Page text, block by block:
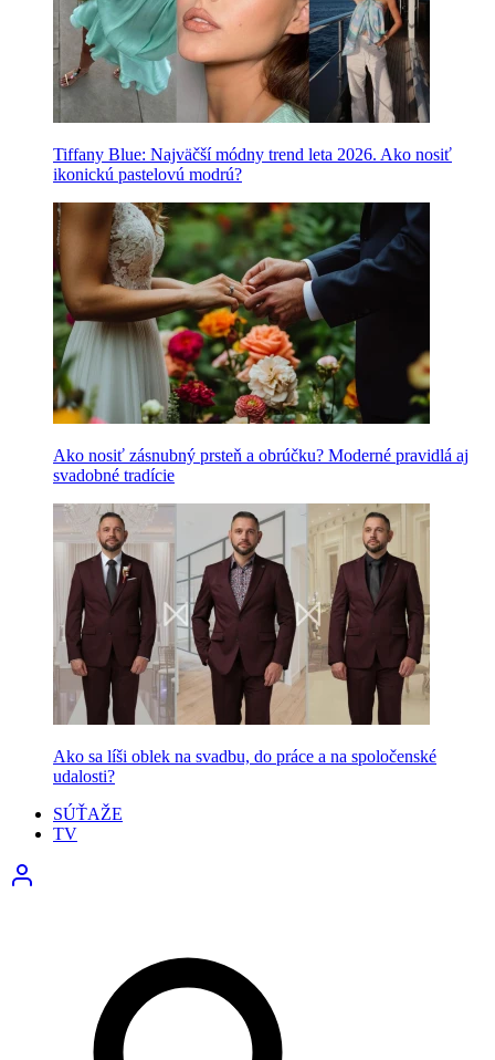
Tiffany Blue: Najväčší módny trend leta 2026. Ako nosiť
ikonickú pastelovú modrú?
Ako nosiť zásnubný prsteň a obrúčku? Moderné pravidlá aj
svadobné tradície
Ako sa líši oblek na svadbu, do práce a na spoločenské
udalosti?
SÚŤAŽE
TV